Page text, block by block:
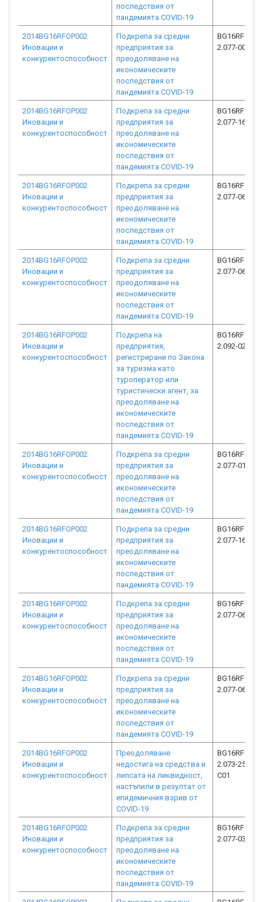
последствия от
пандемията COVID-19
2014BG16RFOP002
Иновации и
конкурентоспособност
Подкрепа за средни
предприятия за
преодоляване на
икономическите
последствия от
пандемията COVID-19
2.077-0071-
2014BG16RFOP002
Иновации и
конкурентоспособност
Подкрепа за средни
предприятия за
преодоляване на
икономическите
последствия от
пандемията COVID-19
2.077-1640-
2014BG16RFOP002
Иновации и
конкурентоспособност
Подкрепа за средни
предприятия за
преодоляване на
икономическите
последствия от
пандемията COVID-19
2.077-0608-
2014BG16RFOP002
Иновации и
конкурентоспособност
Подкрепа за средни
предприятия за
преодоляване на
икономическите
последствия от
пандемията COVID-19
2.077-0675-
2014BG16RFOP002
Иновации и
конкурентоспособност
Подкрепа на
предприятия,
регистрирани по Закона
за туризма като
туроператор или
туристически агент, за
преодоляване на
икономическите
последствия от
пандемията COVID-19
2.092-0263-
2014BG16RFOP002
Иновации и
конкурентоспособност
Подкрепа за средни
предприятия за
преодоляване на
икономическите
последствия от
пандемията COVID-19
2.077-0133-
2014BG16RFOP002
Иновации и
конкурентоспособност
Подкрепа за средни
предприятия за
преодоляване на
икономическите
последствия от
пандемията COVID-19
2.077-1674-
2014BG16RFOP002
Иновации и
конкурентоспособност
Подкрепа за средни
предприятия за
преодоляване на
икономическите
последствия от
пандемията COVID-19
2.077-0628-
2014BG16RFOP002
Иновации и
конкурентоспособност
Подкрепа за средни
предприятия за
преодоляване на
икономическите
последствия от
пандемията COVID-19
2.077-0683-
2014BG16RFOP002
Иновации и
конкурентоспособност
Преодоляване
недостига на средства и
липсата на ликвидност,
настъпили в резултат от
епидемичния взрив от
COVID-19
2.073-25723-
C01
2014BG16RFOP002
Иновации и
конкурентоспособност
Подкрепа за средни
предприятия за
преодоляване на
икономическите
последствия от
пандемията COVID-19
2.077-0368-